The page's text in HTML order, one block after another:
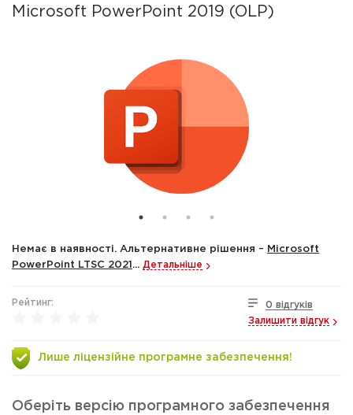
Microsoft PowerPoint 2019 (OLP)
Немає в наявності. Альтернативне рішення –
Microsoft
PowerPoint LTSC 2021 ... Детальніше
Рейтинг:
0 відгуків
Залишити відгук
Лише ліцензійне програмне забезпечення!
Оберіть версію програмного забезпечення